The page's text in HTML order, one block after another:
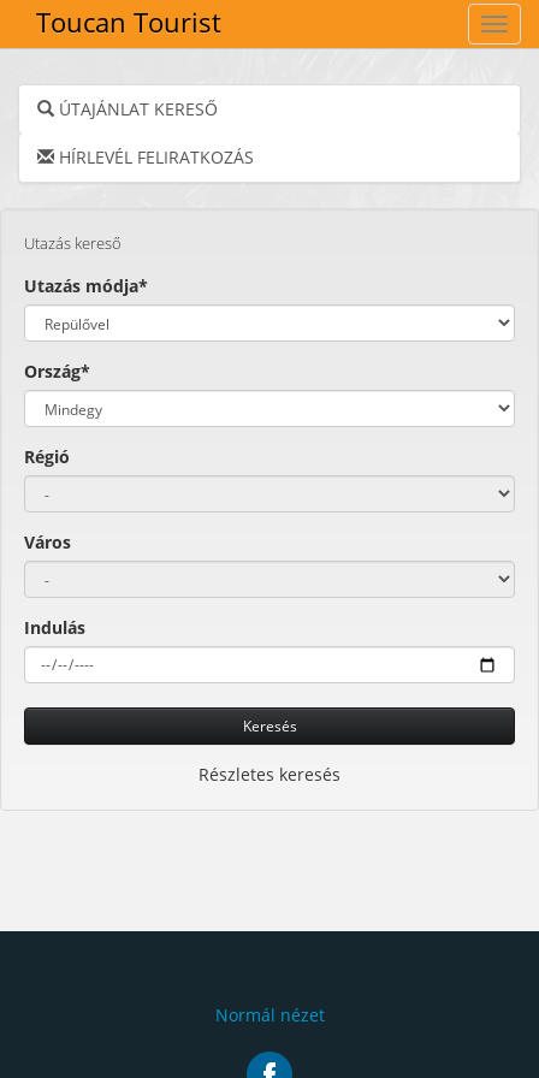
Toucan Tourist
ÚTAJÁNLAT KERESŐ
HÍRLEVÉL FELIRATKOZÁS
Utazás kereső
Utazás módja*
Ország*
Régió
Város
Indulás
Keresés
Részletes keresés
Normál nézet